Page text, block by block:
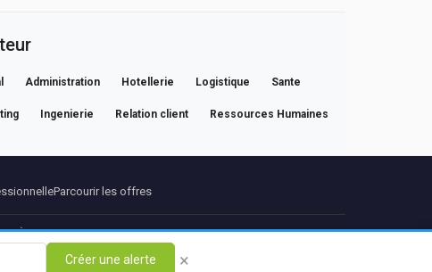
Administration Hotellerie Logistique Sante
Ingenierie Relation client Ressources Humaines
Créer une alerte ×
Parcourir les offres
À ProposContact